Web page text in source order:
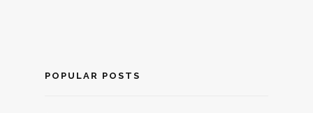
POPULAR POSTS